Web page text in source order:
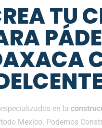
TU
en la
Mexico. Podemos